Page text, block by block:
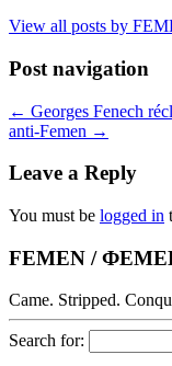
View all posts by
Post navigation
← Georges Fenech
anti-Femen →
Leave a Reply
You must be logged in
FEMEN /
Came. Stripped.
Search for: